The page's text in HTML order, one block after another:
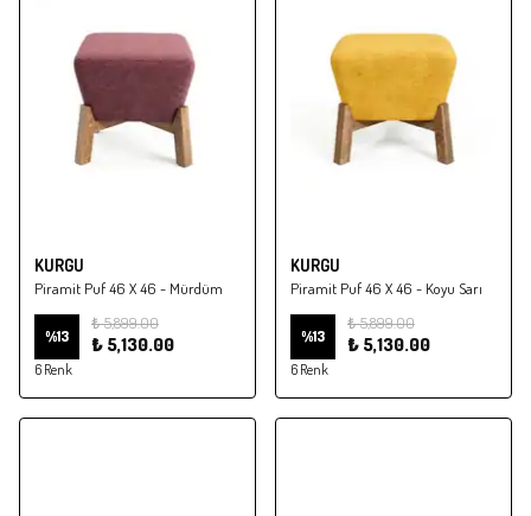
KURGU
Piramit Puf 46 X 46 - Mürdüm
%13
₺ 5,899.00
₺ 5,130.00
6 Renk
KURGU
Piramit Puf 46 X 46 - Koyu Sarı
%13
₺ 5,899.00
₺ 5,130.00
6 Renk